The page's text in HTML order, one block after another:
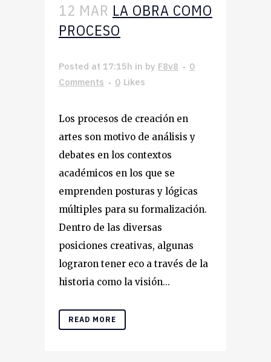
12 MAR LA OBRA COMO
PROCESO
Posted at 17:15h in by F8v8
0
Comments
0 Likes
Los procesos de creación en
artes son motivo de análisis y
debates en los contextos
académicos en los que se
emprenden posturas y lógicas
múltiples para su formalización.
Dentro de las diversas
posiciones creativas, algunas
lograron tener eco a través de la
historia como la visión...
READ MORE